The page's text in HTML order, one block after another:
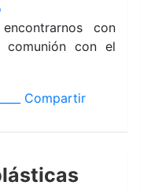
con
comunión con el
____ Compartir